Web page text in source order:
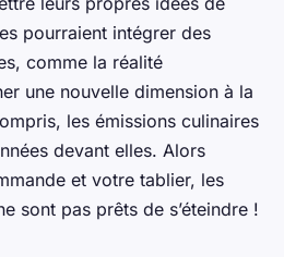
pourraient intégrer des
comme la réalité
une nouvelle dimension à la
les émissions culinaires
devant elles. Alors
et votre tablier, les
sont pas prêts de s’éteindre !